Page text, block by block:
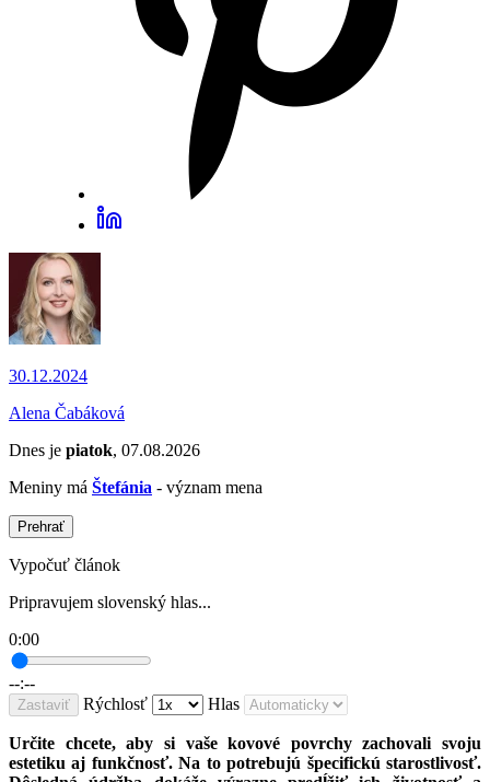
30.12.2024
Alena Čabáková
Dnes je piatok, 07.08.2026
Meniny má Štefánia - význam mena
Prehrať
Vypočuť článok
Pripravujem slovenský hlas...
0:00
--:--
Zastaviť Rýchlosť Hlas
Určite chcete, aby si vaše kovové povrchy zachovali svoju
estetiku aj funkčnosť. Na to potrebujú špecifickú starostlivosť.